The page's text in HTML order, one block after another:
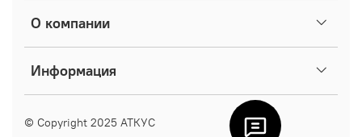
О компании
Информация
© Copyright 2025 АТКУС